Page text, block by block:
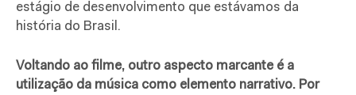
estágio de desenvolvimento que estávamos da
história do Brasil.
Voltando ao filme, outro aspecto marcante é a
utilização da música como elemento narrativo. Por